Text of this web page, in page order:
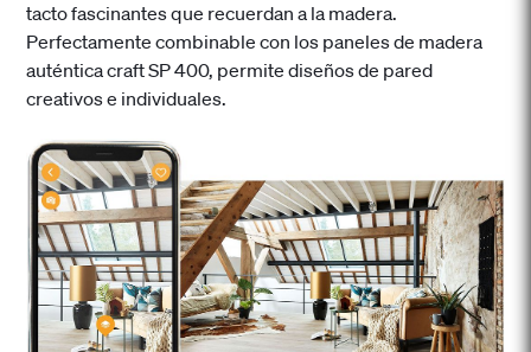
tacto fascinantes que recuerdan a la madera.
Perfectamente combinable con los paneles de madera
auténtica craft SP 400, permite diseños de pared
creativos e individuales.